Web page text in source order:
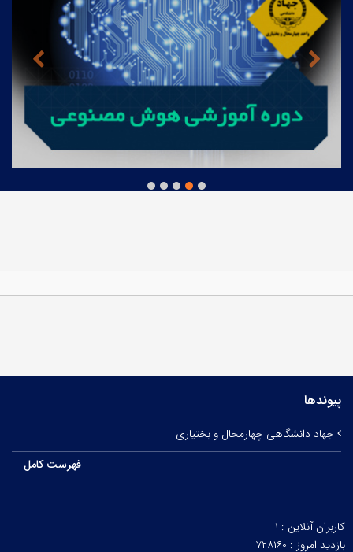
آشنایی با مفاهیم اولیه هوش مصنوعی
پیوندها
جهاد دانشگاهی چهارمحال و بختیاری
فهرست کامل
کاربران آنلاین : ۱
بازدید امروز : ۷۲۸۱۶۰